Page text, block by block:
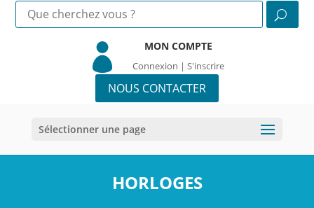
 MON COMPTE
Connexion | S'inscrire
NOUS CONTACTER
Sélectionner une page
HORLOGES